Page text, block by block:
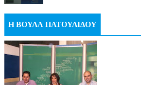
Η ΒΟΥΛΑ ΠΑΤΟΥΛΙΔΟΥ